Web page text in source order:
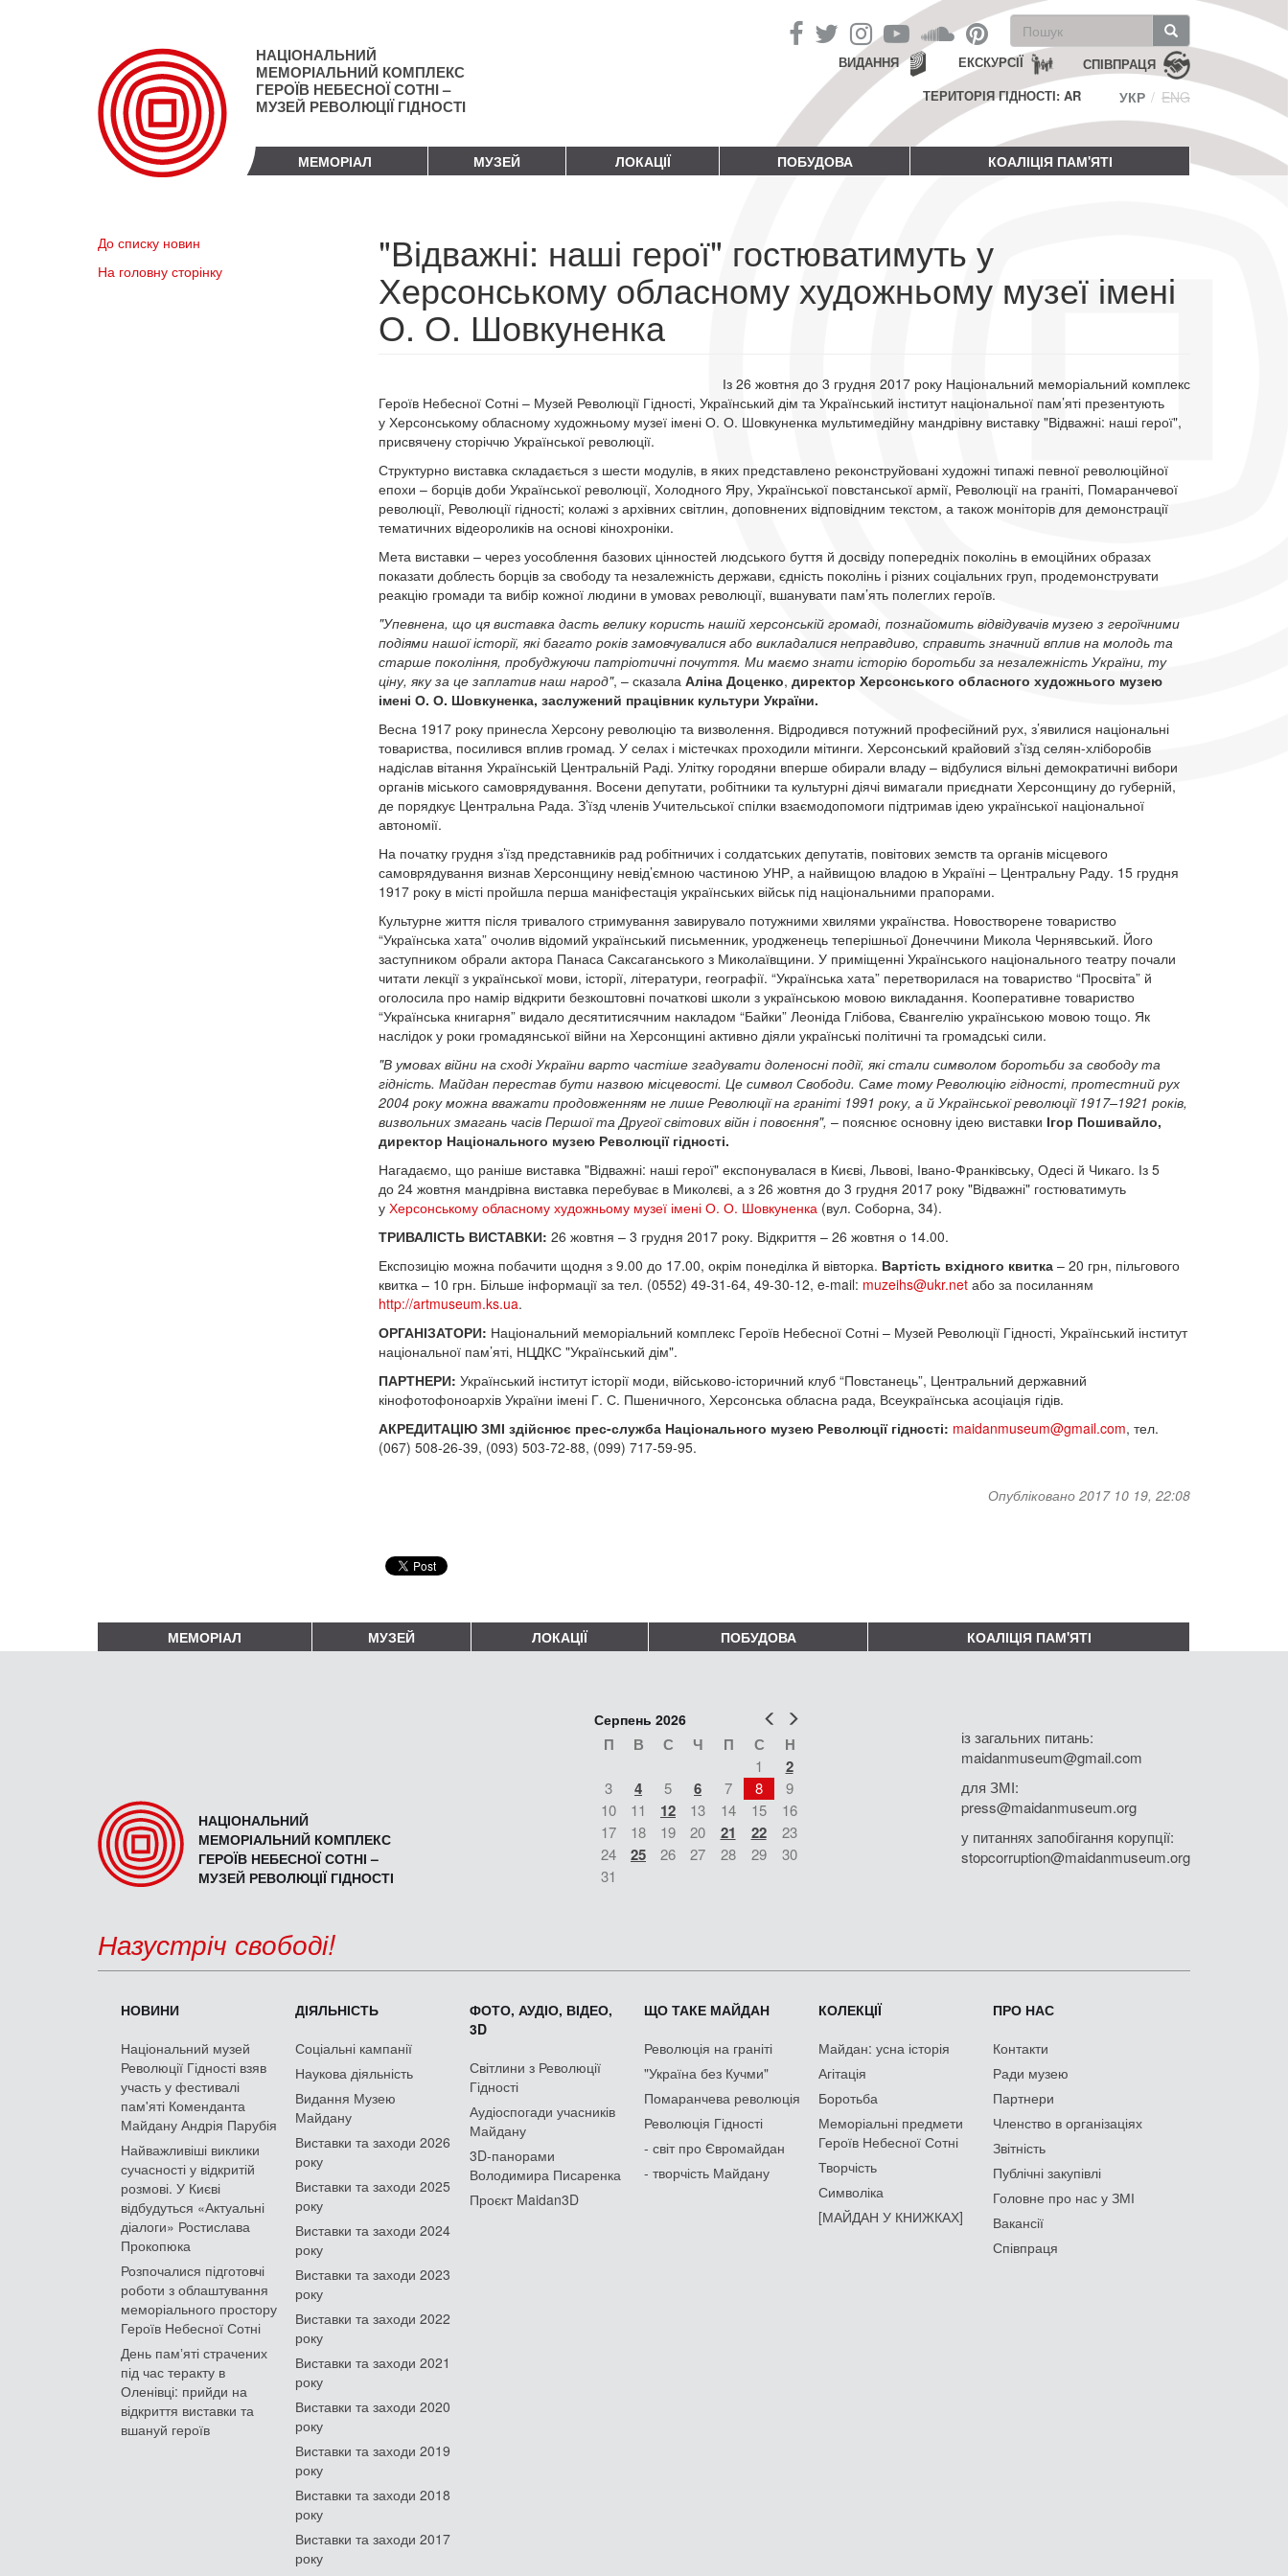
НАЦІОНАЛЬНИЙ
МЕМОРІАЛЬНИЙ КОМПЛЕКС
ГЕРОЇВ НЕБЕСНОЇ СОТНІ –
МУЗЕЙ РЕВОЛЮЦІЇ ГІДНОСТІ
Пошукова
форма
Пошук СПІВПРАЦЯ
ЕКСКУРСІЇ
ВИДАННЯ
ТЕРИТОРІЯ ГІДНОСТІ: AR
УКР ENG
МЕМОРІАЛ МУЗЕЙ ЛОКАЦІЇ ПОБУДОВА КОАЛІЦІЯ ПАМ'ЯТІ
До списку новин
На головну сторінку
"Відважні: наші герої" гостюватимуть у
Херсонському обласному художньому музеї імені
О. О. Шовкуненка
Із 26 жовтня до 3 грудня 2017 року Національний меморіальний комплекс
Героїв Небесної Сотні – Музей Революції Гідності, Український дім та Український інститут національної пам’яті презентують
у Херсонському обласному художньому музеї імені О. О. Шовкуненка мультимедійну мандрівну виставку "Відважні: наші герої",
присвячену сторіччю Української революції.
Структурно виставка складається з шести модулів, в яких представлено реконструйовані художні типажі певної революційної
епохи – борців доби Української революції, Холодного Яру, Української повстанської армії, Революції на граніті, Помаранчевої
революції, Революції гідності; колажі з архівних світлин, доповнених відповідним текстом, а також моніторів для демонстрації
тематичних відеороликів на основі кінохроніки.
Мета виставки – через уособлення базових цінностей людського буття й досвіду попередніх поколінь в емоційних образах
показати доблесть борців за свободу та незалежність держави, єдність поколінь і різних соціальних груп, продемонструвати
реакцію громади та вибір кожної людини в умовах революції, вшанувати пам’ять полеглих героїв.
"Упевнена, що ця виставка дасть велику користь нашій херсонській громаді, познайомить відвідувачів музею з героїчними
подіями нашої історії, які багато років замовчувалися або викладалися неправдиво, справить значний вплив на молодь та
старше покоління, пробуджуючи патріотичні почуття. Ми маємо знати історію боротьби за незалежність України, ту
ціну, яку за це заплатив наш народ", – сказала Аліна Доценко, директор Херсонського обласного художнього музею
імені О. О. Шовкуненка, заслужений працівник культури України.
Весна 1917 року принесла Херсону революцію та визволення. Відродився потужний професійний рух, з’явилися національні
товариства, посилився вплив громад. У селах і містечках проходили мітинги. Херсонський крайовий з’їзд селян-хліборобів
надіслав вітання Українській Центральній Раді. Улітку городяни вперше обирали владу – відбулися вільні демократичні вибори
органів міського самоврядування. Восени депутати, робітники та культурні діячі вимагали приєднати Херсонщину до губерній,
де порядкує Центральна Рада. З’їзд членів Учительської спілки взаємодопомоги підтримав ідею української національної
автономії.
На початку грудня з’їзд представників рад робітничих і солдатських депутатів, повітових земств та органів місцевого
самоврядування визнав Херсонщину невід’ємною частиною УНР, а найвищою владою в Україні – Центральну Раду. 15 грудня
1917 року в місті пройшла перша маніфестація українських військ під національними прапорами.
Культурне життя після тривалого стримування завирувало потужними хвилями українства. Новостворене товариство
“Українська хата” очолив відомий український письменник, уродженець теперішньої Донеччини Микола Чернявський. Його
заступником обрали актора Панаса Саксаганського з Миколаївщини. У приміщенні Українського національного театру почали
читати лекції з української мови, історії, літератури, географії. “Українська хата” перетворилася на товариство “Просвіта” й
оголосила про намір відкрити безкоштовні початкові школи з українською мовою викладання. Кооперативне товариство
“Українська книгарня” видало десятитисячним накладом “Байки” Леоніда Глібова, Євангелію українською мовою тощо. Як
наслідок у роки громадянської війни на Херсонщині активно діяли українські політичні та громадські сили.
"В умовах війни на сході України варто частіше згадувати доленосні події, які стали символом боротьби за свободу та
гідність. Майдан перестав бути назвою місцевості. Це символ Свободи. Саме тому Революцію гідності, протестний рух
2004 року можна вважати продовженням не лише Революції на граніті 1991 року, а й Української революції 1917–1921 років,
визвольних змагань часів Першої та Другої світових війн і повоєння", – пояснює основну ідею виставки Ігор Пошивайло,
директор Національного музею Революції гідності.
Нагадаємо, що раніше виставка "Відважні: наші герої" експонувалася в Києві, Львові, Івано-Франківську, Одесі й Чикаго. Із 5
до 24 жовтня мандрівна виставка перебуває в Миколєві, а з 26 жовтня до 3 грудня 2017 року "Відважні" гостюватимуть
у Херсонському обласному художньому музеї імені О. О. Шовкуненка (вул. Соборна, 34).
ТРИВАЛІСТЬ ВИСТАВКИ: 26 жовтня – 3 грудня 2017 року. Відкриття – 26 жовтня о 14.00.
Експозицію можна побачити щодня з 9.00 до 17.00, окрім понеділка й вівторка. Вартість вхідного квитка– 20 грн, пільгового
квитка – 10 грн. Більше інформації за тел. (0552) 49-31-64, 49-30-12, e-mail: muzeihs@ukr.netабо за посиланням
http://artmuseum.ks.ua.
ОРГАНІЗАТОРИ: Національний меморіальний комплекс Героїв Небесної Сотні – Музей Революції Гідності, Український інститут
національної пам’яті, НЦДКС "Український дім".
ПАРТНЕРИ: Український інститут історії моди, військово-історичний клуб “Повстанець”, Центральний державний
кінофотофоноархів України імені Г. С. Пшеничного, Херсонська обласна рада, Всеукраїнська асоціація гідів.
АКРЕДИТАЦІЮ ЗМІ здійснює прес-служба Національного музею Революції гідності: maidanmuseum@gmail.com, тел.
(067) 508-26-39, (093) 503-72-88, (099) 717-59-95.
Опубліковано 2017 10 19, 22:08
МЕМОРІАЛ МУЗЕЙ ЛОКАЦІЇ ПОБУДОВА КОАЛІЦІЯ ПАМ'ЯТІ
НАЦІОНАЛЬНИЙ
МЕМОРІАЛЬНИЙ КОМПЛЕКС
ГЕРОЇВ НЕБЕСНОЇ СОТНІ –
МУЗЕЙ РЕВОЛЮЦІЇ ГІДНОСТІ
Попер
Серпень 2026
П В С Ч П С Н
1 2
3 4 5 6 7 8
9
10
11 12 13 14 15
16
17
18 19 20 21 22
23
24
25 26 27 28 29
30
31
із загальних питань:
maidanmuseum@gmail.com
для ЗМІ:
press@maidanmuseum.org
у питаннях запобігання корупції:
stopcorruption@maidanmuseum.org
Назустріч свободі!
НОВИНИ
Національний музей
Революції Гідності взяв
участь у фестивалі
пам'яті Коменданта
Майдану Андрія Парубія
Найважливіші виклики
сучасності у відкритій
розмові. У Києві
відбудуться «Актуальні
діалоги» Ростислава
Прокопюка
Розпочалися підготовчі
роботи з облаштування
меморіального простору
Героїв Небесної Сотні
День памʼяті страчених
під час теракту в
Оленівці: прийди на
відкриття виставки та
вшануй героїв
ДІЯЛЬНІСТЬ
Соціальні кампанії
Наукова діяльність
Видання Музею
Майдану
Виставки та заходи 2026
року
Виставки та заходи 2025
року
Виставки та заходи 2024
року
Виставки та заходи 2023
року
Виставки та заходи 2022
року
Виставки та заходи 2021
року
Виставки та заходи 2020
року
Виставки та заходи 2019
року
Виставки та заходи 2018
року
Виставки та заходи 2017
року
ФОТО, АУДІО, ВІДЕО,
3D
Світлини з Революції
Гідності
Аудіоспогади учасників
Майдану
3D-панорами
Володимира Писаренка
Проєкт Maidan3D
ЩО ТАКЕ МАЙДАН
Революція на граніті
"Україна без Кучми"
Помаранчева революція
Революція Гідності
- світ про Євромайдан
- творчість Майдану
КОЛЕКЦІЇ
Майдан: усна історія
Агітація
Боротьба
Меморіальні предмети
Героїв Небесної Сотні
Творчість
Символіка
[МАЙДАН У КНИЖКАХ]
ПРО НАС
Контакти
Ради музею
Партнери
Членство в організаціях
Звітність
Публічні закупівлі
Головне про нас у ЗМІ
Вакансії
Співпраця